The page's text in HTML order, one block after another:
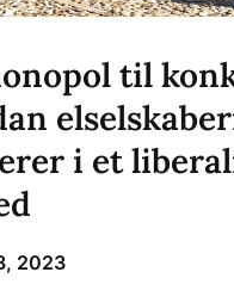
til
i et
2023